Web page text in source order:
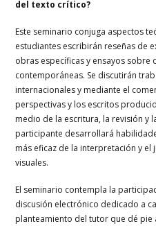
del texto crítico?
Este seminario conjuga aspectos
estudiantes escribirán reseñas de
obras específicas y ensayos sobre
contemporáneas. Se discutirán
internacionales y mediante el
perspectivas y los escritos
medio de la escritura, la revisión y
participante desarrollará
más eficaz de la interpretación y
visuales.
El seminario contempla la
discusión electrónico dedicado a
planteamiento del tutor que dé